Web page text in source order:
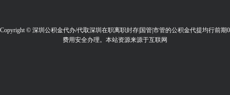
Copyright © 深圳公积金代办/代取深圳在职离职封存|国管|市管的公积金代提均行前期0
费用安全办理。本站资源来源于互联网